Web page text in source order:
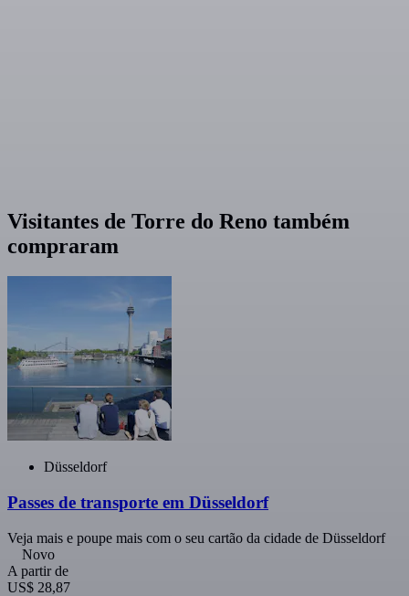
Visitantes de Torre do Reno também
compraram
Düsseldorf
Passes de transporte em Düsseldorf
Veja mais e poupe mais com o seu cartão da cidade de Düsseldorf
Novo
A partir de
US$ 28,87